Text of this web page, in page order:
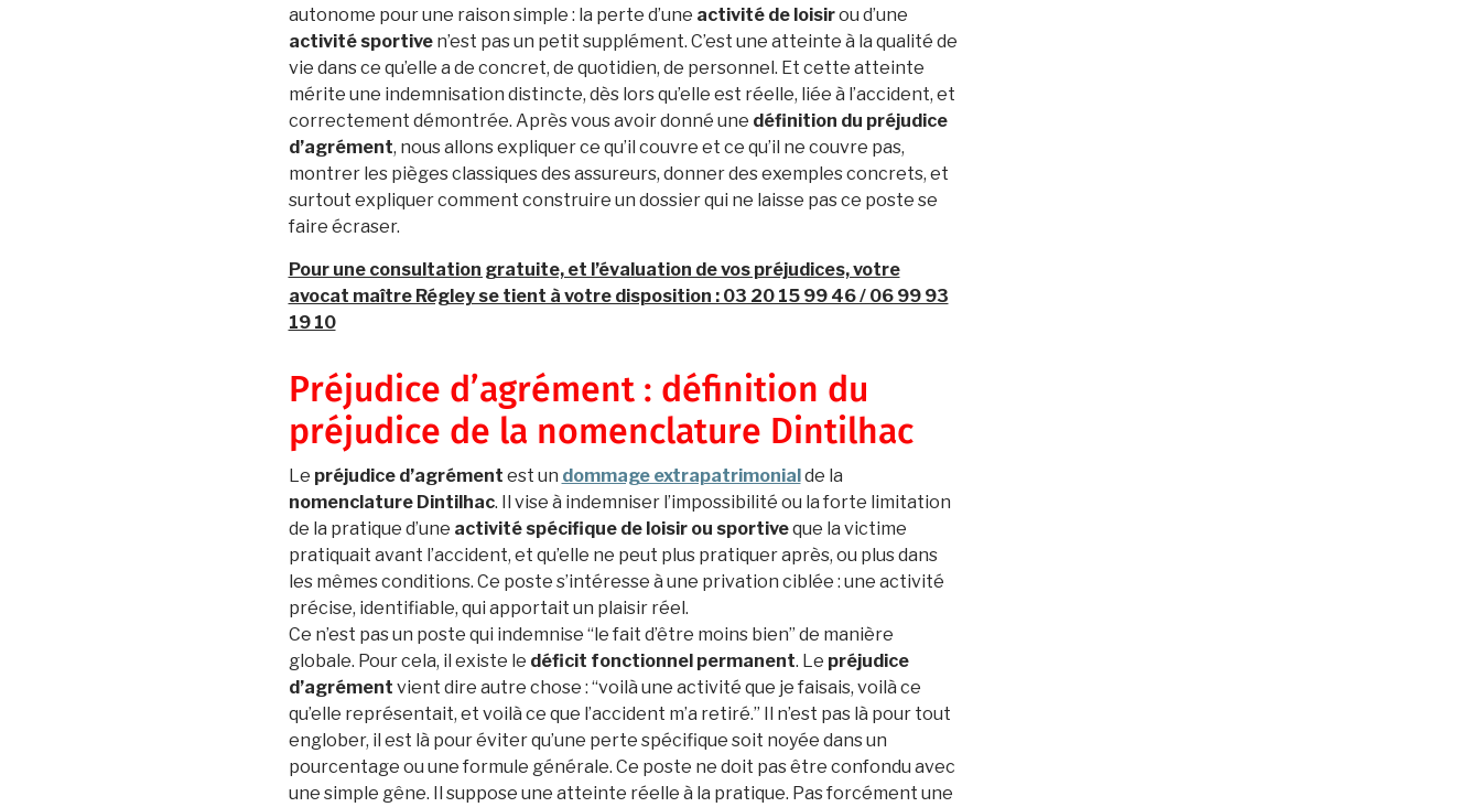
autonome pour une raison simple : la perte d’une activité de loisirou d’une
activité sportiven’est pas un petit supplément. C’est une atteinte à la qualité de
vie dans ce qu’elle a de concret, de quotidien, de personnel. Et cette atteinte
mérite une indemnisation distincte, dès lors qu’elle est réelle, liée à l’accident, et
correctement démontrée. Après vous avoir donné une définition du préjudice
d’agrément, nous allons expliquer ce qu’il couvre et ce qu’il ne couvre pas,
montrer les pièges classiques des assureurs, donner des exemples concrets, et
surtout expliquer comment construire un dossier qui ne laisse pas ce poste se
faire écraser.
Pour une consultation gratuite, et l’évaluation de vos préjudices, votre
avocat maître Régley se tient à votre disposition : 03 20 15 99 46 / 06 99 93
19 10
Préjudice d’agrément : définition du
préjudice de la nomenclature Dintilhac
Le préjudice d’agrément est un dommage extrapatrimonialde la
nomenclature Dintilhac. Il vise à indemniser l’impossibilité ou la forte limitation
de la pratique d’une activité spécifique de loisir ou sportiveque la victime
pratiquait avant l’accident, et qu’elle ne peut plus pratiquer après, ou plus dans
les mêmes conditions. Ce poste s’intéresse à une privation ciblée : une activité
précise, identifiable, qui apportait un plaisir réel.
Ce n’est pas un poste qui indemnise “le fait d’être moins bien” de manière
globale. Pour cela, il existe le déficit fonctionnel permanent. Le préjudice
d’agrément vient dire autre chose : “voilà une activité que je faisais, voilà ce
qu’elle représentait, et voilà ce que l’accident m’a retiré.” Il n’est pas là pour tout
englober, il est là pour éviter qu’une perte spécifique soit noyée dans un
pourcentage ou une formule générale. Ce poste ne doit pas être confondu avec
une simple gêne. Il suppose une atteinte réelle à la pratique. Pas forcément une